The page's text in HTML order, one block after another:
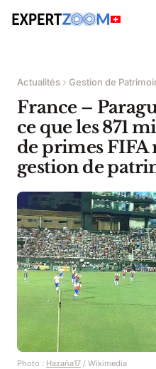
Actualités Gestion de
France –
ce que les 871
de primes FIFA
gestion de
Photo : Hazaña17 / Wikimedia